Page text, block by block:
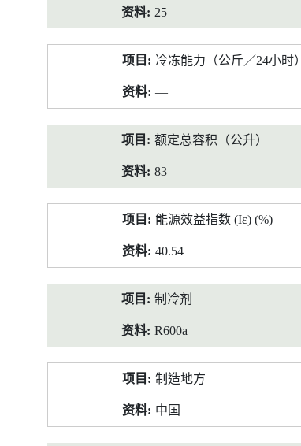
25
冷冻能力（公斤／24小时）
—
额定总容积（公升）
83
能源效益指数 (Iε) (%)
40.54
制冷剂
R600a
制造地方
中国